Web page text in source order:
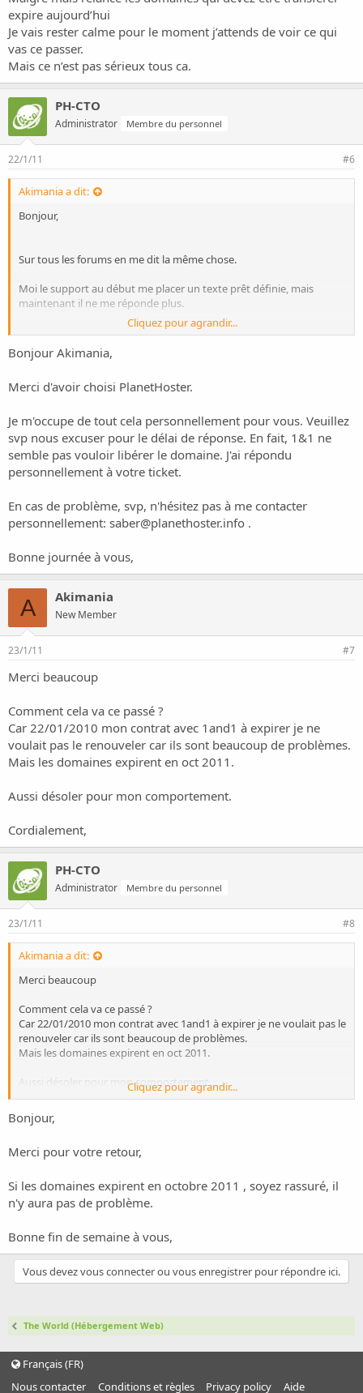
expire aujourd’hui
Je vais rester calme pour le moment j’attends de voir ce qui
vas ce passer.
Mais ce n’est pas sérieux tous ca.
PH-CTO
Administrator Membre du personnel
22/1/11 #6
Akimania a dit:
Bonjour,
Sur tous les forums en me dit la même chose.
Moi le support au début me placer un texte prêt définie, mais
maintenant il ne me réponde plus.
Quelqu’un voudrais bien contacter le support car moi il ne me
répondre pas.
Malgré mais relance les domaines qui devez être transférer expire
Je vais rester calme pour le moment j’attends de voir ce qui vas ce
Mais ce n’est pas sérieux tous ca.
Cliquez pour agrandir...
Bonjour Akimania,
Merci d'avoir choisi PlanetHoster.
Je m'occupe de tout cela personnellement pour vous. Veuillez
svp nous excuser pour le délai de réponse. En fait, 1&1 ne
semble pas vouloir libérer le domaine. J'ai répondu
personnellement à votre ticket.
En cas de problème, svp, n'hésitez pas à me contacter
personnellement: saber@planethoster.info .
Bonne journée à vous,
A Akimania
New Member
23/1/11 #7
Merci beaucoup
Comment cela va ce passé ?
Car 22/01/2010 mon contrat avec 1and1 à expirer je ne
voulait pas le renouveler car ils sont beaucoup de problèmes.
Mais les domaines expirent en oct 2011.
Aussi désoler pour mon comportement.
Cordialement,
PH-CTO
Administrator Membre du personnel
23/1/11 #8
Akimania a dit:
Merci beaucoup
Comment cela va ce passé ?
Car 22/01/2010 mon contrat avec 1and1 à expirer je ne voulait pas le
renouveler car ils sont beaucoup de problèmes.
Mais les domaines expirent en oct 2011.
Aussi désoler pour mon comportement.
Cordialement,
Cliquez pour agrandir...
Bonjour,
Merci pour votre retour,
Si les domaines expirent en octobre 2011 , soyez rassuré, il
n'y aura pas de problème.
Bonne fin de semaine à vous,
Vous devez vous connecter ou vous enregistrer pour répondre ici.
The World (Hébergement Web)
Français (FR)
Nous contacter
Conditions et règles Privacy policy Aide